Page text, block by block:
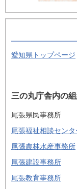
愛知県トップページ
三の丸庁舎内の
尾張県民事務所
尾張福祉相談センタ
尾張農林水産事務所
尾張建設事務所
尾張教育事務所